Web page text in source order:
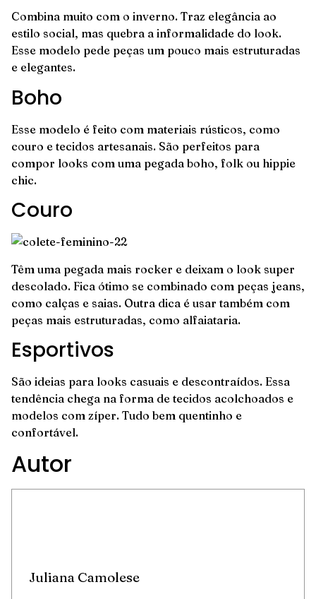
Combina muito com o inverno. Traz elegância ao
estilo social, mas quebra a informalidade do look.
Esse modelo pede peças um pouco mais estruturadas
e elegantes.
Boho
Esse modelo é feito com materiais rústicos, como
couro e tecidos artesanais. São perfeitos para
compor looks com uma pegada boho, folk ou hippie
chic.
Couro
Têm uma pegada mais rocker e deixam o look super
descolado. Fica ótimo se combinado com peças jeans,
como calças e saias. Outra dica é usar também com
peças mais estruturadas, como alfaiataria.
Esportivos
São ideias para looks casuais e descontraídos. Essa
tendência chega na forma de tecidos acolchoados e
modelos com zíper. Tudo bem quentinho e
confortável.
Autor
Juliana Camolese